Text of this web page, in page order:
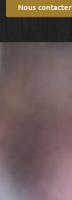
Nous contacter